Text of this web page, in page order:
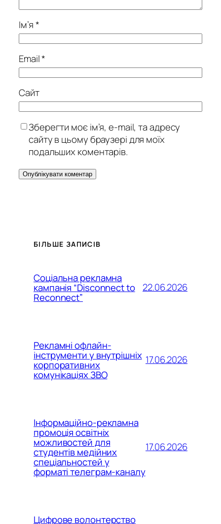
Ім’я*
Email*
Сайт
Зберегти моє ім’я, e-mail, та адресу
сайту в цьому браузері для моїх
подальших коментарів.
БІЛЬШЕ ЗАПИСІВ
Соціальна рекламна
кампанія “Disconnect to
Reconnect”
22.06.2026
Рекламні офлайн-
інструменти у внутрішніх
корпоративних
комунікаціях ЗВО
17.06.2026
Інформаційно-рекламна
промоція освітніх
можливостей для
студентів медійних
спеціальностей у
форматі телеграм-каналу
17.06.2026
Цифрове волонтерство